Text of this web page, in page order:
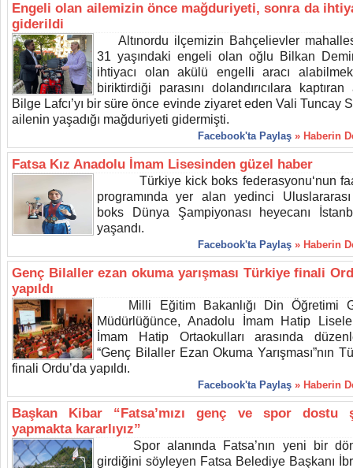
Engeli olan ailemizin önce mağduriyeti, sonra da
giderildi
Altınordu ilçemizin Bahçelievler
31 yaşındaki engeli olan oğlu Bilkan
ihtiyacı olan akülü engelli aracı
biriktirdiği parasını dolandırıcılara kaptıran
Bilge Lafcı’yı bir süre önce evinde ziyaret eden Vali Tuncay
ailenin yaşadığı mağduriyeti gidermişti.
Facebook'ta Paylaş » Haberin
Fatsa Kız Anadolu İmam Lisesinden güzel haber
Türkiye kick boks federasyonu‘nun
programında yer alan yedinci
boks Dünya Şampiyonası heyecanı
yaşandı.
Facebook'ta Paylaş » Haberin
Genç Bilaller ezan okuma yarışması Türkiye finali
yapıldı
Milli Eğitim Bakanlığı Din Öğretimi
Müdürlüğünce, Anadolu İmam Hatip
İmam Hatip Ortaokulları arasında
“Genç Bilaller Ezan Okuma Yarışması”nın
finali Ordu’da yapıldı.
Facebook'ta Paylaş » Haberin
Başkan Kibar “Fatsa’mızı genç ve spor dostu
yapmakta kararlıyız”
Spor alanında Fatsa’nın yeni bir
girdiğini söyleyen Fatsa Belediye Başkanı